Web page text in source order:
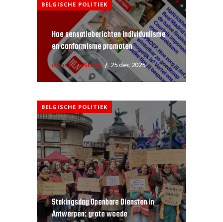
BELGISCHE POLITIEK
Hoe sensatieberichten individualisme
en conformisme promoten
door Filip Staes 25 dec 2025
BELGISCHE POLITIEK
Stakingsdag Openbare Diensten in
Antwerpen: grote woede